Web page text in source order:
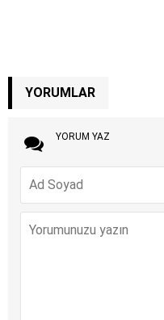
YORUMLAR
YORUM YAZ